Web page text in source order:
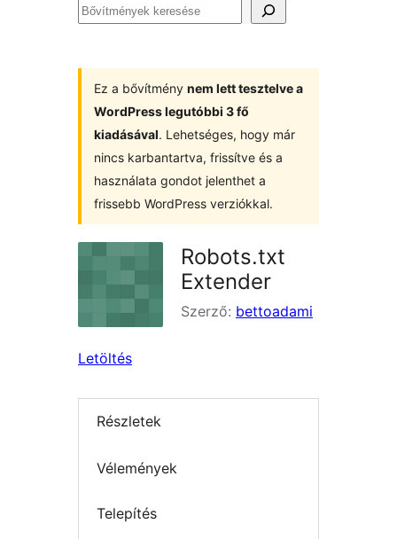
Bővítmények
Ez a bővítmény nem lett tesztelve a
WordPress legutóbbi 3 fő
kiadásával. Lehetséges, hogy már
nincs karbantartva, frissítve és a
használata gondot jelenthet a
frissebb WordPress verziókkal.
Robots.txt
Extender
Szerző: bettoadami
Letöltés
Részletek
Vélemények
Telepítés